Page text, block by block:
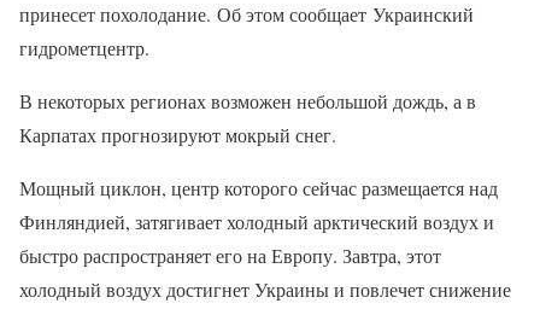
принесет похолодание. Об этом сообщает Украинский
гидрометцентр.
В некоторых регионах возможен небольшой дождь, а в
Карпатах прогнозируют мокрый снег.
Мощный циклон, центр которого сейчас размещается над
Финляндией, затягивает холодный арктический воздух и
быстро распространяет его на Европу. Завтра, этот
холодный воздух достигнет Украины и повлечет снижение